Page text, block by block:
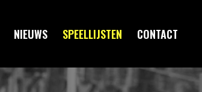
NIEUWS SPEELLIJSTEN CONTACT